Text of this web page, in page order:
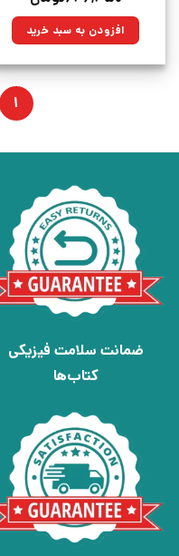
۸۹۰,۰۰۰تومان
بود.
افزودن به سبد خرید
1
ضمانت سلامت فیزیکی
کتاب‌ها